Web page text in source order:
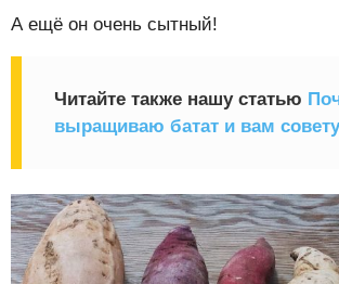
А ещё он очень сытный!
Читайте также нашу статью
выращиваю батат и вам